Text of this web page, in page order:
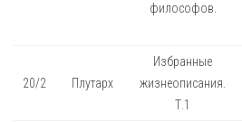
философов.
20/2 Плутарх
Избранные
жизнеописания.
Т.1